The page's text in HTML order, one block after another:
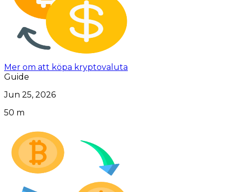
Mer om att köpa kryptovaluta
Guide
Jun 25, 2026
50 m